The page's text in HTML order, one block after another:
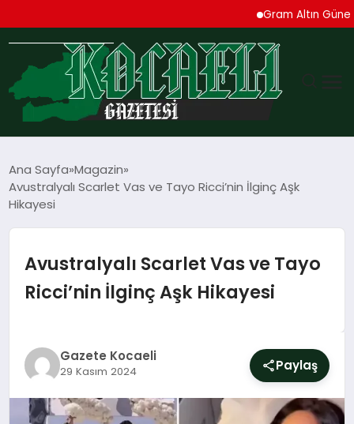
Gram Altın Güne
TEKNOLOJI
SIYASET
YAŞAM
Ana Sayfa Magazin
Avustralyalı Scarlet Vas ve Tayo Ricci’nin İlginç Aşk
Hikayesi
Avustralyalı Scarlet Vas ve Tayo
Ricci’nin İlginç Aşk Hikayesi
Gazete Kocaeli
29 Kasım 2024 Paylaş